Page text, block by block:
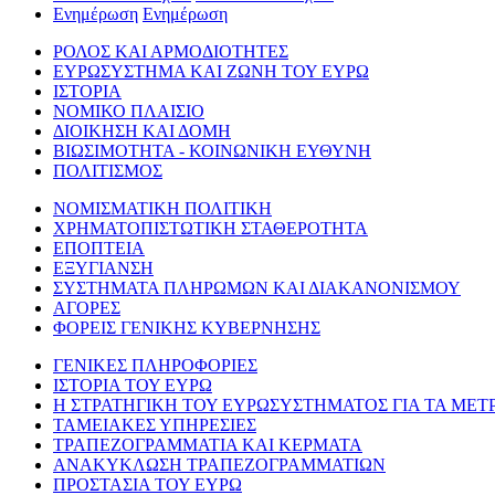
Ενημέρωση Ενημέρωση
ΡΟΛΟΣ ΚΑΙ ΑΡΜΟΔΙΟΤΗΤΕΣ
ΕΥΡΩΣΥΣΤΗΜΑ ΚΑΙ ΖΩΝΗ ΤΟΥ ΕΥΡΩ
ΙΣΤΟΡΙΑ
ΝΟΜΙΚΟ ΠΛΑΙΣΙΟ
ΔΙΟΙΚΗΣΗ ΚΑΙ ΔΟΜΗ
ΒΙΩΣΙΜΟΤΗΤΑ - ΚΟΙΝΩΝΙΚΗ ΕΥΘΥΝΗ
ΠΟΛΙΤΙΣΜΟΣ
ΝΟΜΙΣΜΑΤΙΚΗ ΠΟΛΙΤΙΚΗ
ΧΡΗΜΑΤΟΠΙΣΤΩΤΙΚΗ ΣΤΑΘΕΡΟΤΗΤΑ
ΕΠΟΠΤΕΙΑ
ΕΞΥΓΙΑΝΣΗ
ΣΥΣΤΗΜΑΤΑ ΠΛΗΡΩΜΩΝ ΚΑΙ ΔΙΑΚΑΝΟΝΙΣΜΟΥ
ΑΓΟΡΕΣ
ΦΟΡΕΙΣ ΓΕΝΙΚΗΣ ΚΥΒΕΡΝΗΣΗΣ
ΓΕΝΙΚΕΣ ΠΛΗΡΟΦΟΡΙΕΣ
ΙΣΤΟΡΙΑ ΤΟΥ ΕΥΡΩ
Η ΣΤΡΑΤΗΓΙΚΗ ΤΟΥ ΕΥΡΩΣΥΣΤΗΜΑΤΟΣ ΓΙΑ ΤΑ
ΤΑΜΕΙΑΚΕΣ ΥΠΗΡΕΣΙΕΣ
ΤΡΑΠΕΖΟΓΡΑΜΜΑΤΙΑ ΚΑΙ ΚΕΡΜΑΤΑ
ΑΝΑΚΥΚΛΩΣΗ ΤΡΑΠΕΖΟΓΡΑΜΜΑΤΙΩΝ
ΠΡΟΣΤΑΣΙΑ ΤΟΥ ΕΥΡΩ